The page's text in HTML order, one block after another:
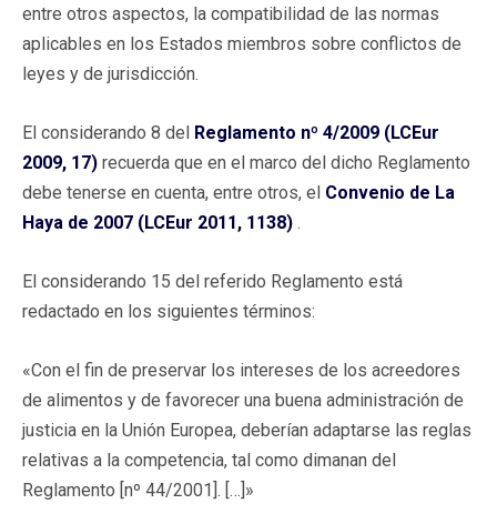
entre otros aspectos, la compatibilidad de las normas
aplicables en los Estados miembros sobre conflictos de
leyes y de jurisdicción.
El considerando 8 del Reglamento nº 4/2009 (LCEur
2009, 17) recuerda que en el marco del dicho Reglamento
debe tenerse en cuenta, entre otros, el Convenio de La
Haya de 2007 (LCEur 2011, 1138) .
El considerando 15 del referido Reglamento está
redactado en los siguientes términos:
«Con el fin de preservar los intereses de los acreedores
de alimentos y de favorecer una buena administración de
justicia en la Unión Europea, deberían adaptarse las reglas
relativas a la competencia, tal como dimanan del
Reglamento [nº 44/2001]. […]»